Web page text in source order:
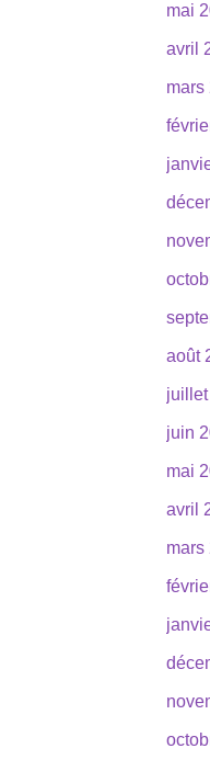
mai
avril
mars
août
juin
mai
avril
mars